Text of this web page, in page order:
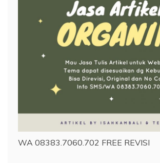
WA 08383.7060.702 FREE REVISI